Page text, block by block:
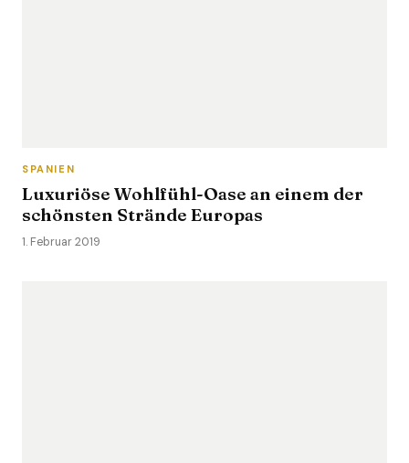
SPANIEN
Luxuriöse Wohlfühl-Oase an einem der
schönsten Strände Europas
1. Februar 2019